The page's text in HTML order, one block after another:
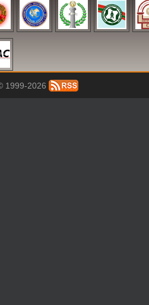
1999-2026